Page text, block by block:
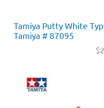
Tamiya Putty White
Tamiya # 87095
$